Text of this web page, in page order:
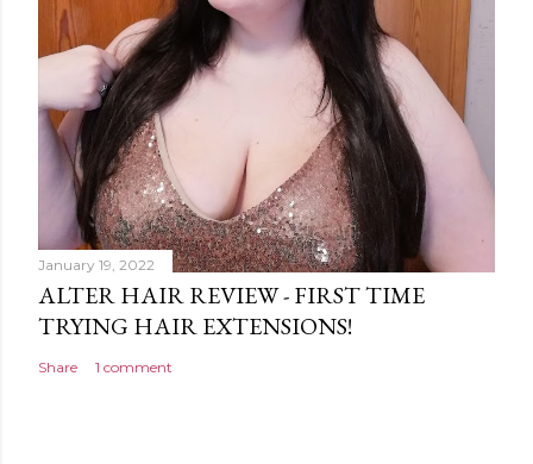
January 19, 2022
ALTER HAIR REVIEW - FIRST TIME
TRYING HAIR EXTENSIONS!
Share 1 comment